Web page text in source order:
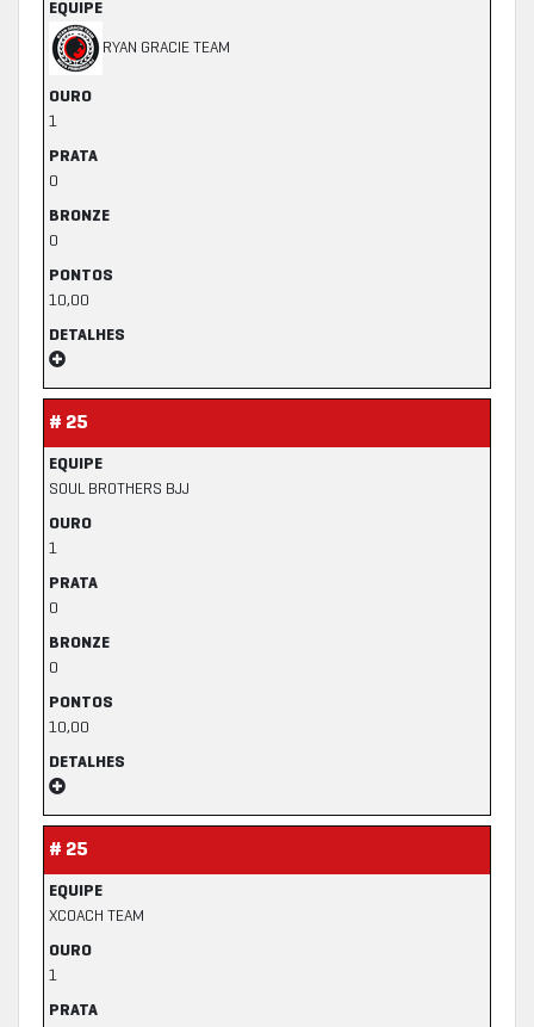
EQUIPE
RYAN GRACIE TEAM
OURO
1
PRATA
0
BRONZE
0
PONTOS
10,00
DETALHES
# 25
EQUIPE
SOUL BROTHERS BJJ
OURO
1
PRATA
0
BRONZE
0
PONTOS
10,00
DETALHES
# 25
EQUIPE
XCOACH TEAM
OURO
1
PRATA